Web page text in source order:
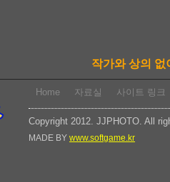
작가와 상의 없
Home 자료실 사이트 링크
Copyright 2012. JJPHOTO. All
MADE BY www.softgame.kr